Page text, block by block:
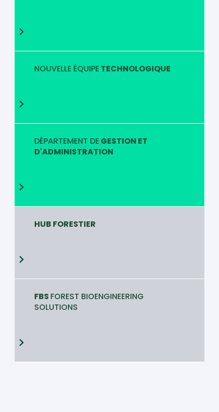
NOUVELLE ÉQUIPE TECHNOLOGIQUE
DÉPARTEMENT DE GESTION ET
D'ADMINISTRATION
HUB FORESTIER
FBS FOREST BIOENGINEERING
SOLUTIONS